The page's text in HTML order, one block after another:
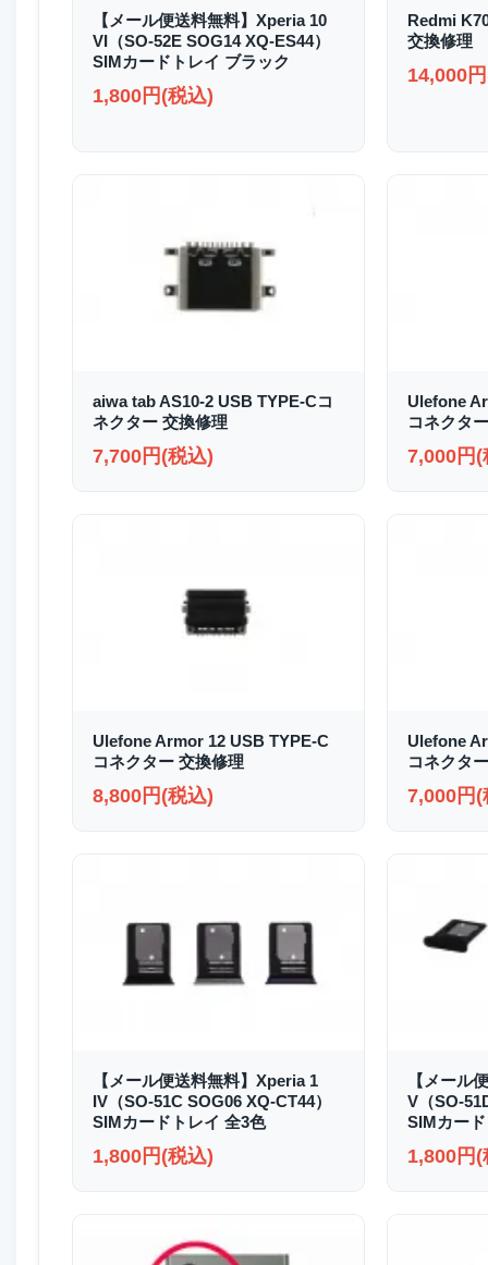
【メール便送料無料】Xperia 10
VI（SO-52E SOG14 XQ-ES44）
SIMカードトレイ ブラック
1,800円(税込)
Redmi
交換修理
14,000
aiwa tab AS10-2 USB TYPE-Cコ
ネクター 交換修理
7,700円(税込)
Ulefone
コネクタ
7,000円(
Ulefone Armor 12 USB TYPE-C
コネクター 交換修理
8,800円(税込)
Ulefone
コネクタ
7,000円(
【メール便送料無料】Xperia 1
IV（SO-51C SOG06 XQ-CT44）
SIMカードトレイ 全3色
1,800円(税込)
【メール
V（SO-
SIMカー
1,800円(